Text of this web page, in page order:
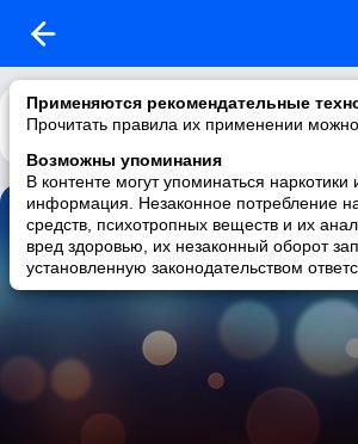
Применяются рекомендательные
Прочитать правила их применении
Возможны упоминания
В контенте могут упоминаться
информация. Незаконное потребление
средств, психотропных веществ и их
вред здоровью, их незаконный оборот
установленную законодательством
Каталог Рекомендации
Вета-cat ****: Избранное
2 трека|blues / psychedelic / death